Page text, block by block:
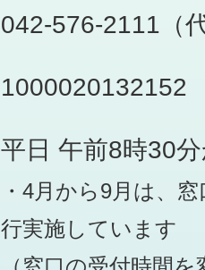
042-576-2111（
1000020132152
平日 午前8時30
・4月から9月は、
行実施しています